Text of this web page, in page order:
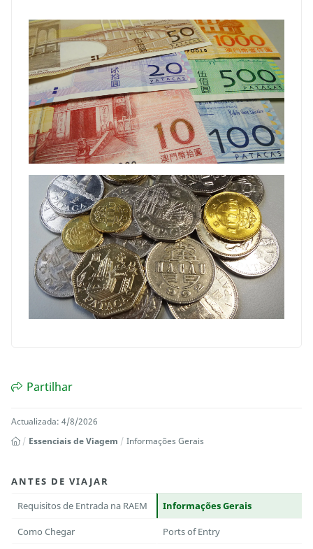
Partilhar
Actualizada: 4/8/2026
Essenciais de Viagem
Informações Gerais
ANTES DE VIAJAR
Requisitos de Entrada na RAEM
Informações Gerais
Como Chegar Ports of Entry